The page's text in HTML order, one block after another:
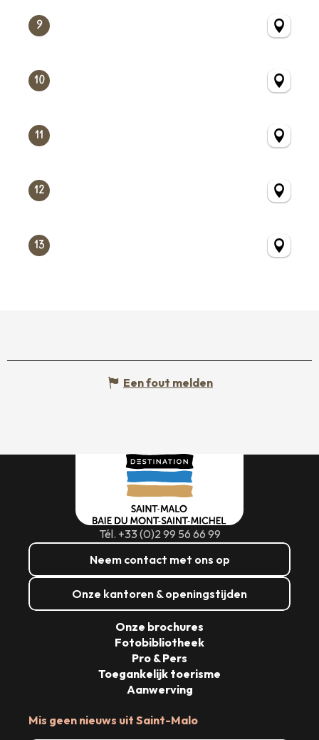
9
10
11
12
13
Een fout melden
Tél. +33 (0)2 99 56 66 99
Neem contact met ons op
Onze kantoren & openingstijden
Mis geen nieuws uit Saint-Malo
Onze brochures
Fotobibliotheek
Pro & Pers
Toegankelijk toerisme
Aanwerving